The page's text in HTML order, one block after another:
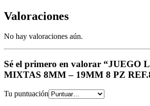
Valoraciones
No hay valoraciones aún.
Sé el primero en valorar “JUEGO
MIXTAS 8MM – 19MM 8 PZ
Tu puntuación